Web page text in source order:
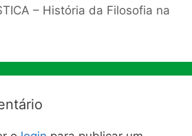
– História da Filosofia na